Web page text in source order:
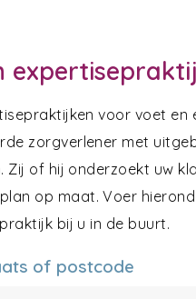
voor voet en
zorgverlener met
Zij of hij onderzoekt uw
op maat. Voer
bij u in de buurt.
of postcode